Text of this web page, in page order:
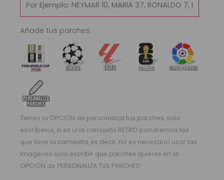
Añade tus parches:
Tienes la OPCIÓN de personaliza tus parches, solo
escríbelos, si es una camiseta RETRO pondremos los
que lleve la camiseta, es decir, no es necesario usar las
imagenes solo escribir que parches quieres en la
OPCIÓN de PERSONALIZA TUS PARCHES!